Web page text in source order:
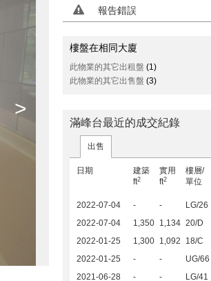
>
報告錯誤
樓盤在相同大廈
此物業的其它出租盤 (1)
此物業的其它出售盤 (3)
滿峰台最近的成交紀錄
出售
日期
建築
ft2
實用
ft2
樓層/
單位
2022-07-04 - - LG/26
2022-07-04
1,350 1,134 20/D
2022-01-25
1,300 1,092 18/C
2022-01-25
- - UG/66
2021-06-28
- - LG/41